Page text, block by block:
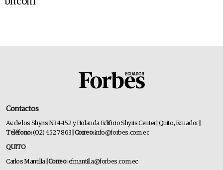
Contactos
Av. de los Shyris N34-152 y Holanda Edificio Shyris Center | Quito, Ecuador
Teléfono:(02) 452 7863 | Correo:info@forbes.com.ec
QUITO
Carlos Mantilla | Correo:cfmantilla@forbes.com.ec